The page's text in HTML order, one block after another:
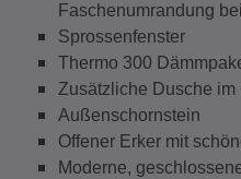
Faschenumrandung
Sprossenfenster
Thermo 300
Zusätzliche Dusche im
Außenschornstein
Offener Erker mit
Moderne,